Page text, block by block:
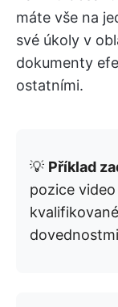
máte vše na
své úkoly v
dokumenty
ostatními.
💡 Příklad
pozice